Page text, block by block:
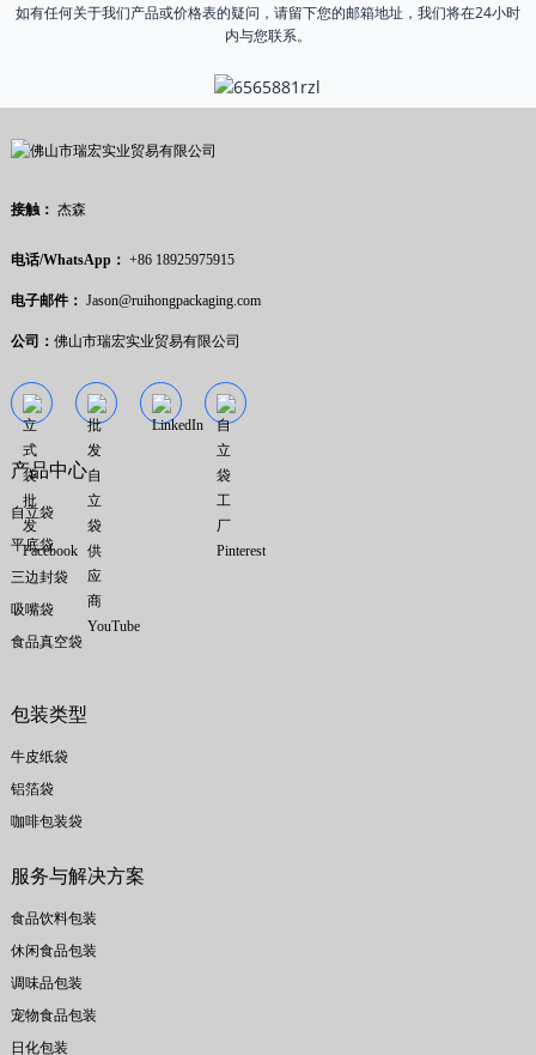
如有任何关于我们产品或价格表的疑问，请留下您的邮箱地址，我们将在24小时
内与您联系。
接触： 杰森
电话/WhatsApp： +86 18925975915
电子邮件： Jason@ruihongpackaging.com
公司： 佛山市瑞宏实业贸易有限公司
产品中心
自立袋
平底袋
三边封袋
吸嘴袋
食品真空袋
包装类型
牛皮纸袋
铝箔袋
咖啡包装袋
服务与解决方案
食品饮料包装
休闲食品包装
调味品包装
宠物食品包装
日化包装